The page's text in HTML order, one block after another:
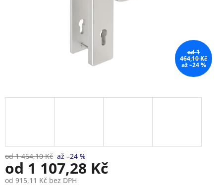
od 1
464,10 Kč
až –24 %
od 1 464,10 Kč až –24 %
od 1 107,28 Kč
od 915,11 Kč bez DPH